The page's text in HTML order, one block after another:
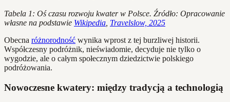
Tabela 1: Oś czasu rozwoju kwater w Polsce. Źródło: Opracowanie
własne na podstawie Wikipedia Travelslow, 2025
Obecna różnorodność wynika wprost z tej burzliwej historii.
Współczesny podróżnik, nieświadomie, decyduje nie tylko o
wygodzie, ale o całym społecznym dziedzictwie polskiego
podróżowania.
Nowoczesne kwatery: między tradycją a technologią